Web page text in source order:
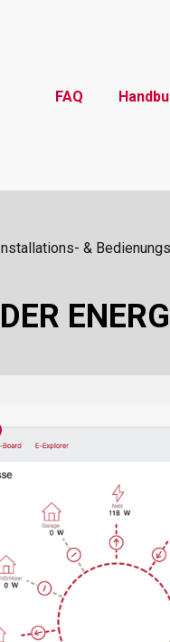
FAQ
Installations- &